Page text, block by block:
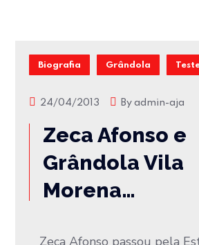
Biografia Grândola
24/04/2013 Byadmin-aja
Zeca Afonso e
Grândola Vila
Morena…
Zeca Afonso passou pela